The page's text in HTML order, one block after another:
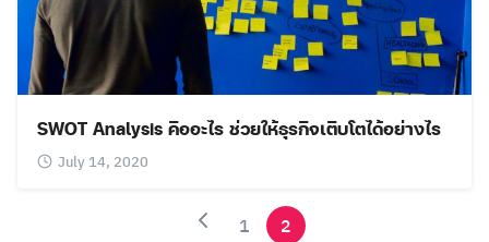
SWOT Analysis คืออะไร ช่วยให้ธุรกิจเติบโตได้อย่างไร
July 14, 2020
1 2